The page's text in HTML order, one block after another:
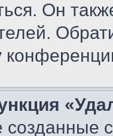
Он
созданные